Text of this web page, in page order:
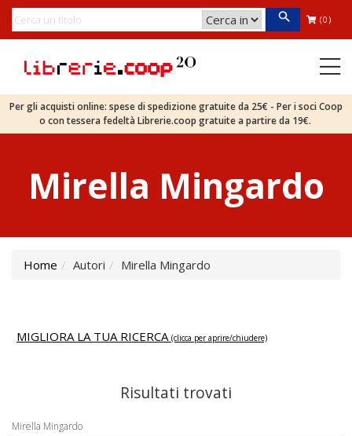
(0)
Per gli acquisti online: spese di spedizione gratuite da 25€ - Per i soci Coop
o con tessera fedeltà Librerie.coop gratuite a partire da 19€.
Mirella Mingardo
Home Autori Mirella Mingardo
MIGLIORA LA TUA RICERCA (clicca per aprire/chiudere)
Risultati trovati
Mirella Mingardo